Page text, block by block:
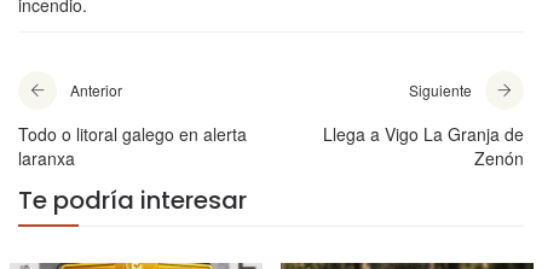
incendio.
Anterior
Todo o litoral galego en alerta
laranxa
Siguiente
Llega a Vigo La Granja de
Zenón
Te podría interesar